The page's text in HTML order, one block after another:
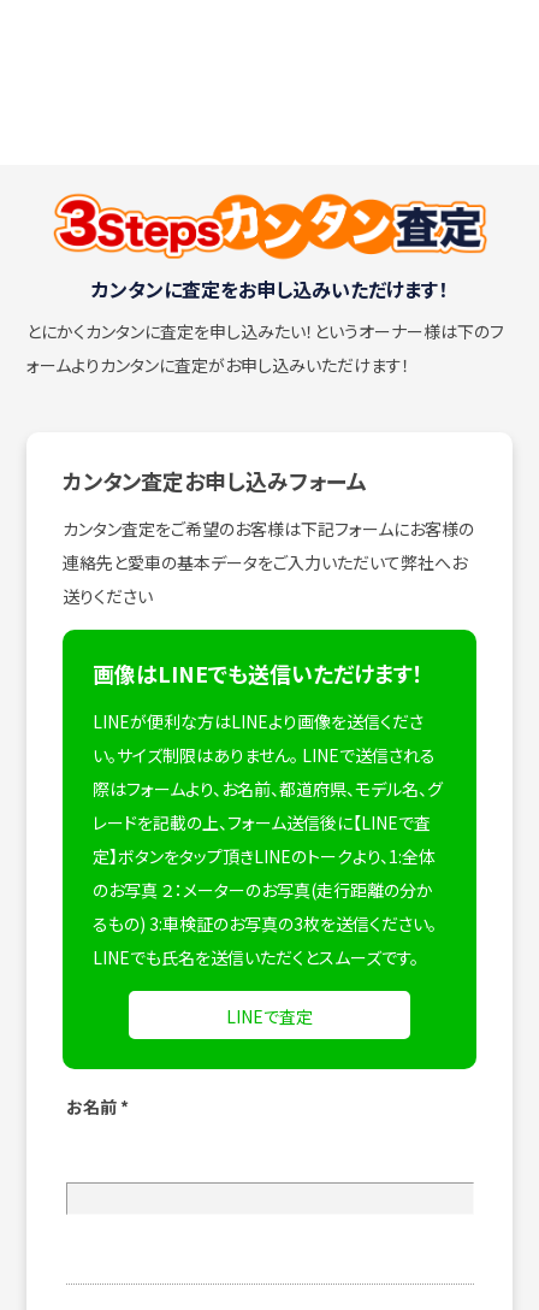
カンタンに査定をお申し込みいただけます！
とにかくカンタンに査定を申し込みたい！ というオーナー様は下のフ
ォームよりカンタンに査定がお申し込みいただけます！
カンタン査定お申し込みフォーム
カンタン査定をご希望のお客様は下記フォームにお客様の
連絡先と愛車の基本データをご入力いただいて弊社へお
送りください
画像はLINEでも送信いただけます！
LINEが便利な方はLINEより画像を送信くださ
い。サイズ制限はありません。 LINEで送信される
際はフォームより、お名前、都道府県、モデル名、グ
レードを記載の上、フォーム送信後に【LINEで査
定】ボタンをタップ頂きLINEのトークより、1:全体
のお写真 ２：メーターのお写真(走行距離の分か
るもの) 3:車検証のお写真の3枚を送信ください。
LINEでも氏名を送信いただくとスムーズです。
LINEで査定
お名前 *